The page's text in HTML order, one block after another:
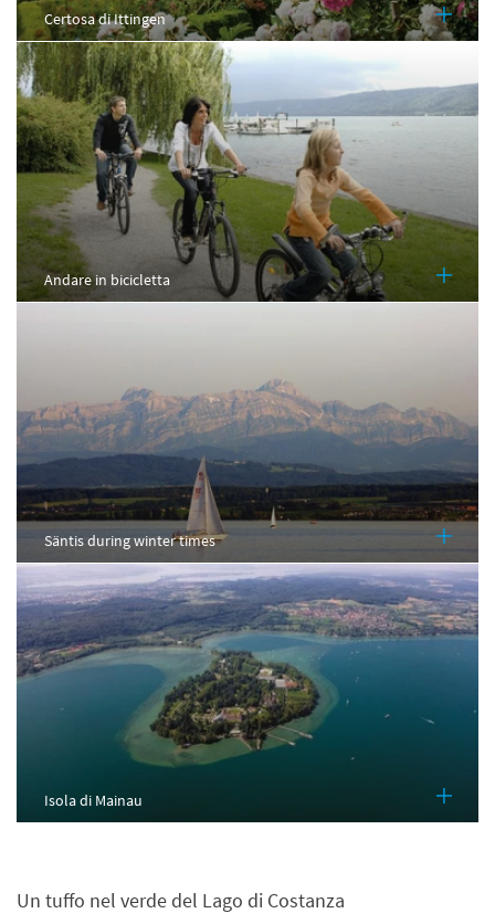
Certosa di Ittingen
Andare in bicicletta
Säntis during winter times
Isola di Mainau
Un tuffo nel verde del Lago di Costanza